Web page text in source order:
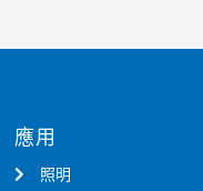
應用
照明